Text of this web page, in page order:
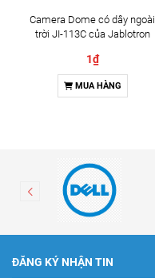
Camera Dome có dây ngoài
trời JI-113C của Jablotron
1₫
MUA HÀNG
ĐĂNG KÝ NHẬN TIN